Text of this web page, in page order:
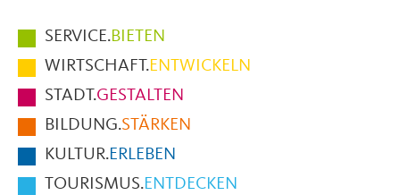
Hauptmenüpunkte
im
Fußbereich
der
Seite
SERVICE.BIETEN
WIRTSCHAFT.ENTWICKELN
STADT.GESTALTEN
BILDUNG.STÄRKEN
KULTUR.ERLEBEN
TOURISMUS.ENTDECKEN